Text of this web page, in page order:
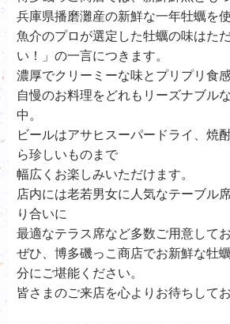
兵庫県播磨灘産の新鮮な一年牡蠣を
魚介のプロが選定した牡蠣の味はた
い！」の一言につきます。
濃厚でクリーミーな味とプリプリ食
自慢のお料理をどれもリーズナブル
中。
ビールはアサヒスーパードライ、焼
ら珍しいものまで
幅広くお楽しみいただけます。
店内には老若男女に人気なテーブル
り合いに
最適なテラス席など多数ご用意してお
ぜひ、博多磯っこ商店でお新鮮な牡
分にご堪能ください。
皆さまのご来店を心よりお待ちしてお